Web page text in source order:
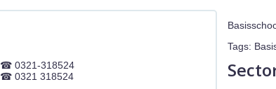
0321-318524
0321 318524
Tags: